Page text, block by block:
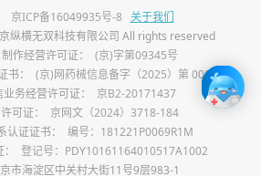
道黏膜变薄，分泌物减少，导
绪低落，对事物失去兴趣。
肝肾不足可能导致眩晕和耳鸣
京ICP备16049935号-8 关于我们
纵横无双科技有限公司 All rights reserved
作经营许可证：
(京)字第09345号
：
(京)网药械信息备字（2025）第 00017 号
务经营许可证：
京B2-20171437
可证：
京网文（2024）3718-184
证证书：
编号：181221P0069R1M
登记号：PDY10161164010517A1002
市海淀区中关村大街11号9层983-1